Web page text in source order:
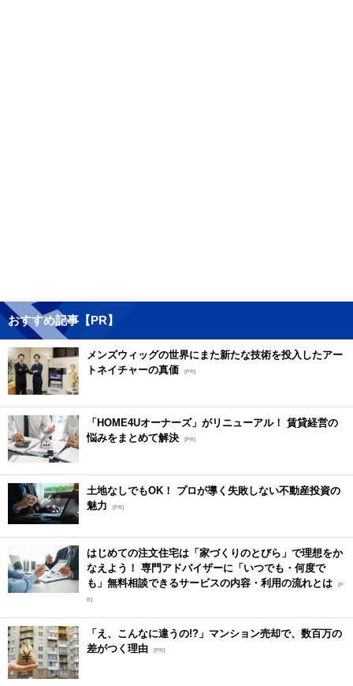
おすすめ記事【PR】
メンズウィッグの世界にまた新たな技術を投入したアー
トネイチャーの真価 [PR]
「HOME4Uオーナーズ」がリニューアル！ 賃貸経営の
悩みをまとめて解決 [PR]
土地なしでもOK！ プロが導く失敗しない不動産投資の
魅力
[PR]
はじめての注文住宅は「家づくりのとびら」で理想をか
なえよう！ 専門アドバイザーに「いつでも・何度で
も」無料相談できるサービスの内容・利用の流れとは [P
R]
「え、こんなに違うの!?」マンション売却で、数百万の
差がつく理由 [PR]